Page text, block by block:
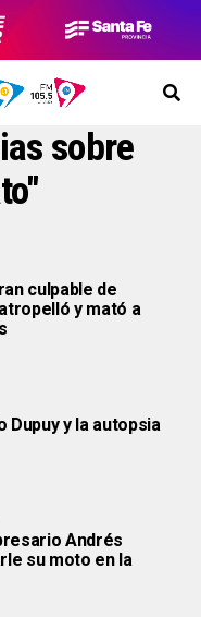
sobre
culpable de
y mató a
Dupuy y la autopsia
Andrés
su moto en la